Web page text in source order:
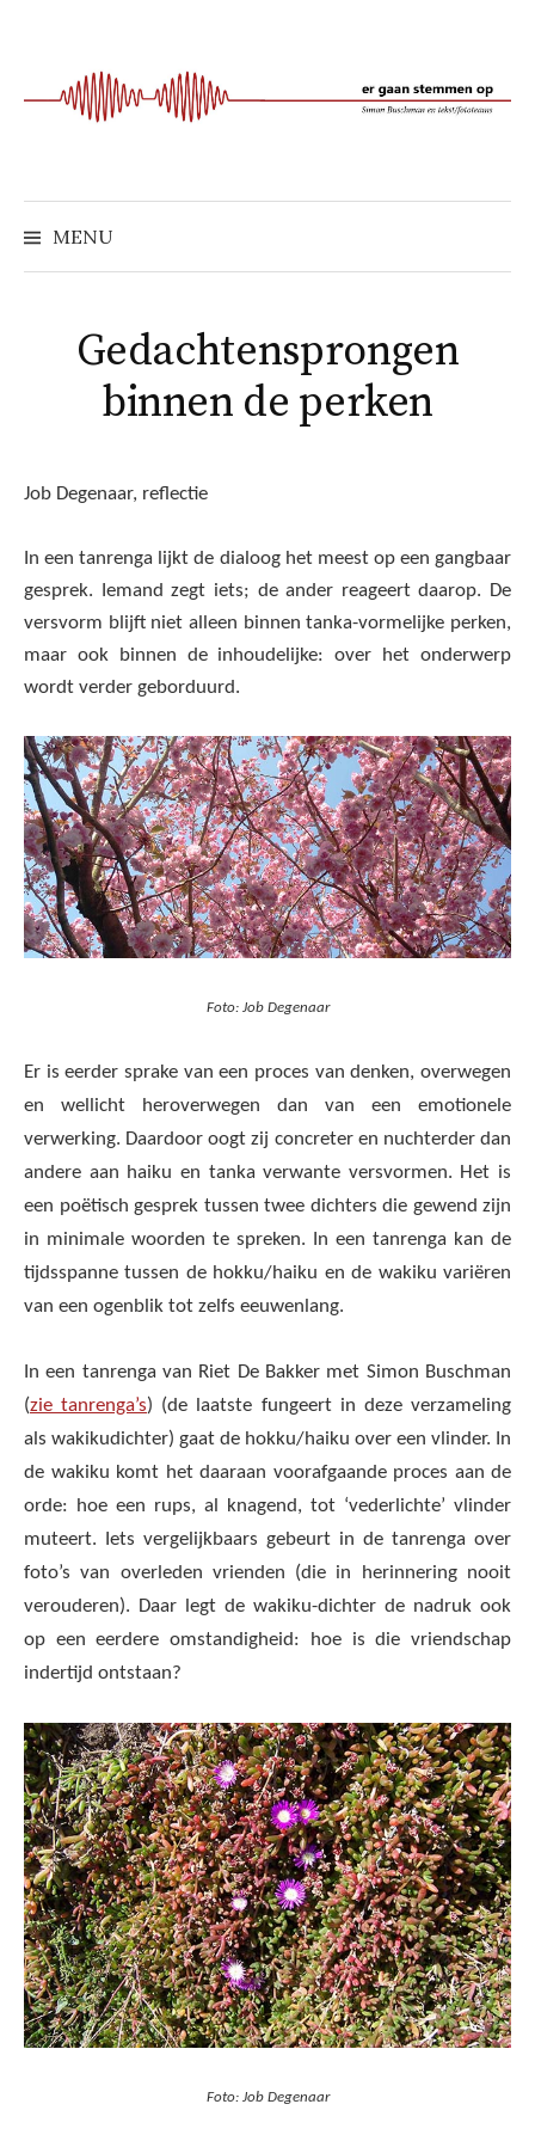
springen
MENU
Gedachtensprongen
binnen de perken
Job Degenaar, reflectie
In een tanrenga lijkt de dialoog het meest op een gangbaar
gesprek. Iemand zegt iets; de ander reageert daarop. De
versvorm blijft niet alleen binnen tanka-vormelijke perken,
maar ook binnen de inhoudelijke: over het onderwerp
wordt verder geborduurd.
Foto: Job Degenaar
Er is eerder sprake van een proces van denken, overwegen
en wellicht heroverwegen dan van een emotionele
verwerking. Daardoor oogt zij concreter en nuchterder dan
andere aan haiku en tanka verwante versvormen. Het is
een poëtisch gesprek tussen twee dichters die gewend zijn
in minimale woorden te spreken. In een tanrenga kan de
tijdsspanne tussen de hokku/haiku en de wakiku variëren
van een ogenblik tot zelfs eeuwenlang.
In een tanrenga van Riet De Bakker met Simon Buschman
(zie tanrenga’s) (de laatste fungeert in deze verzameling
als wakikudichter) gaat de hokku/haiku over een vlinder. In
de wakiku komt het daaraan voorafgaande proces aan de
orde: hoe een rups, al knagend, tot ‘vederlichte’ vlinder
muteert. Iets vergelijkbaars gebeurt in de tanrenga over
foto’s van overleden vrienden (die in herinnering nooit
verouderen). Daar legt de wakiku-dichter de nadruk ook
op een eerdere omstandigheid: hoe is die vriendschap
indertijd ontstaan?
Foto: Job Degenaar